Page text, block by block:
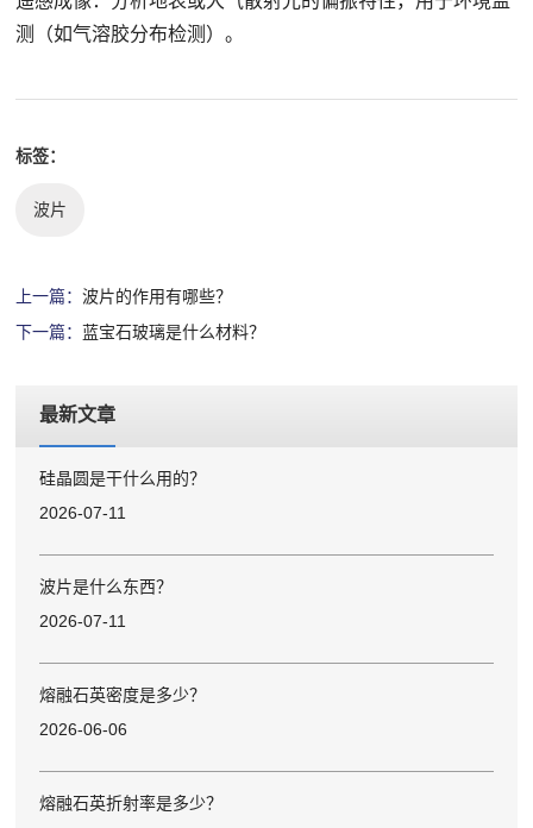
测（如气溶胶分布检测）。
标签：
波片
上一篇：波片的作用有哪些？
下一篇：蓝宝石玻璃是什么材料？
最新文章
硅晶圆是干什么用的？
2026-07-11
波片是什么东西？
2026-07-11
熔融石英密度是多少？
2026-06-06
熔融石英折射率是多少？